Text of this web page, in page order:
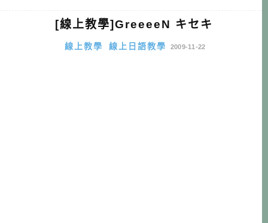
[線上教學]GreeeeN キセキ
線上教學 線上日語教學 2009-11-22